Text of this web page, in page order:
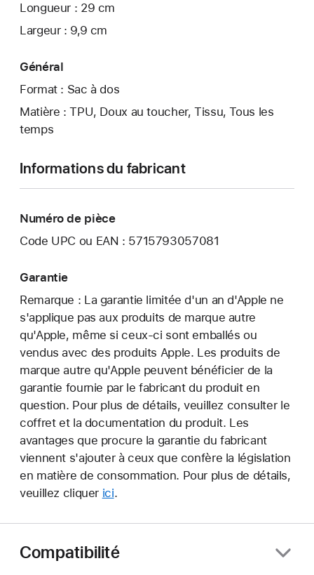
Longueur : 29 cm
Largeur : 9,9 cm
Général
Format : Sac à dos
Matière : TPU, Doux au toucher, Tissu, Tous les
temps
Informations du fabricant
Numéro de pièce
Code UPC ou EAN : 5715793057081
Garantie
Remarque : La garantie limitée d'un an d'Apple ne
s'applique pas aux produits de marque autre
qu'Apple, même si ceux-ci sont emballés ou
vendus avec des produits Apple. Les produits de
marque autre qu'Apple peuvent bénéficier de la
garantie fournie par le fabricant du produit en
question. Pour plus de détails, veuillez consulter le
coffret et la documentation du produit. Les
avantages que procure la garantie du fabricant
viennent s'ajouter à ceux que confère la législation
en matière de consommation. Pour plus de détails,
veuillez cliquer ici.
Compatibilité